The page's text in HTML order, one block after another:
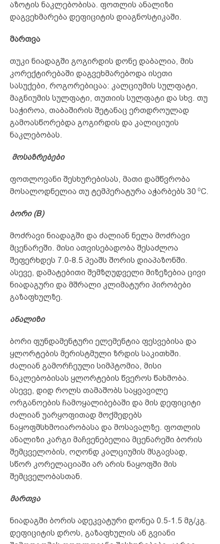
აზოტის ნაკლებობისა. ფოთლის ანალიზი
დაგვეხმარება დეფიციტის დიაგნოსტიკაში.
მართვა
თუკი ნიადაგში გოგირდის დონე დაბალია, მის
კორექტირებაში დაგვეხმარებოდა ისეთი
სასუქები, როგორებიცაა: კალციუმის სულფატი,
მაგნიუმის სულფატი, თუთიის სულფატი და სხვ. თუ
საჭიროა, თაბაშირის შეტანაც ერთდროულად
გამოასწორებდა გოგირდის და კალიციუის
ნაკლებობას.
მოსაზრებები
ფოთლოვანი შესხურებისას, მათი დამწვრობა
მოსალოდნელია თუ ტემპერატურა აჭარბებს 30 0C.
ბორი (B)
მოძრავი ნიადაგში და ძალიან ნელა მოძრავი
მცენარეში. მისი ათვისებადობა შესაძლოა
შეფერხდეს 7.0-8.5 პეაშს შორის დიაპაზონში.
ასევე, დამატებითი შემზღუდველი მიზეზებია ცივი
ნიადაგური და მშრალი კლიმატური პირობები
გაზაფხულზე.
ანალიზი
ბორი ფუნდამენტური ელემენტია ფესვებისა და
ყლორტების მერისტმული ზრდის საკითხში.
ძალიან გამორჩეული სიმპტომია, მისი
ნაკლებობისას ყლორტების წვეროს წახმობა.
ასევე, დიდ როლს თამაშობს საყვავილე
ორგანოების ჩამოყალიბებაში და მის დეფიციტი
ძალიან უარყოფითად მოქმედებს
ნაყოფმსხმოიარობასა და მოსავალზე. ფოთლის
ანალიზი კარგი მაჩვენებელია მცენარეში ბორის
შემცველობის, ოღონდ კალციუმის მსგავსად,
სწორ კორელაციაში არ არის ნაყოფში მის
შემცველობასთან.
მართვა
ნიადაგში ბორის ადეკვატური დონეა 0.5-1.5 მგ/კგ.
დეფიციტის დროს, გაზაფხულის ან გვიანი